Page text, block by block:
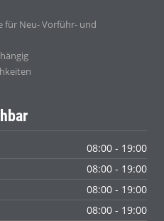
für Neu- Vorführ- und
08:00 - 19:00
08:00 - 19:00
08:00 - 19:00
08:00 - 19:00